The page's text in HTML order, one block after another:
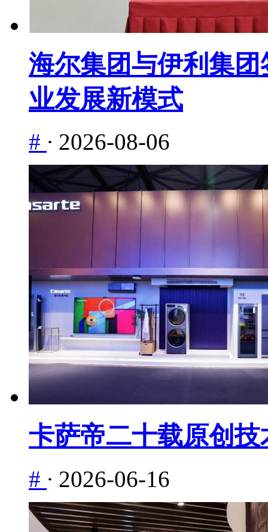
海尔集团与伊利集
业发展新模式
# · 2026-08-06
卡萨帝二十载原创
# · 2026-06-16